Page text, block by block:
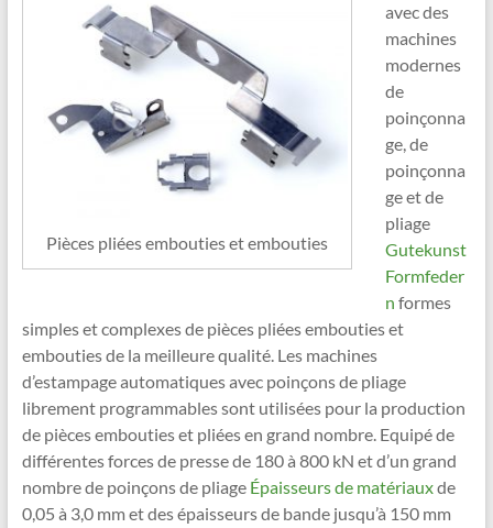
Pièces pliées embouties et embouties
avec des
machines
modernes
de
poinçonna
ge, de
poinçonna
ge et de
pliage
Gutekunst
Formfeder
n formes
simples et complexes de pièces pliées embouties et
embouties de la meilleure qualité. Les machines
d’estampage automatiques avec poinçons de pliage
librement programmables sont utilisées pour la production
de pièces embouties et pliées en grand nombre. Equipé de
différentes forces de presse de 180 à 800 kN et d’un grand
nombre de poinçons de pliageÉpaisseurs de matériauxde
0,05 à 3,0 mm et des épaisseurs de bande jusqu’à 150 mm